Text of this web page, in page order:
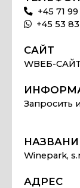
+45 71
+45 53
САЙТ
WВЕБ-
Запросить
Winepark,
АДРЕС